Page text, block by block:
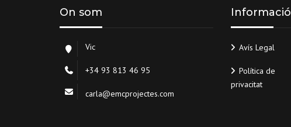
On som
Vic
+34 93 813 46 95
carla@emcprojectes.com
Informació
Avís Legal
Política de
privacitat